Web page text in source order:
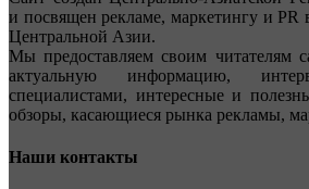
и посвящен рекламе, маркетингу и PR
Центральной Азии.
Мы предоставляем своим читателям
актуальную информацию,
специалистами, интересные и
обзоры, касающиеся рынка рекламы,
Наши контакты